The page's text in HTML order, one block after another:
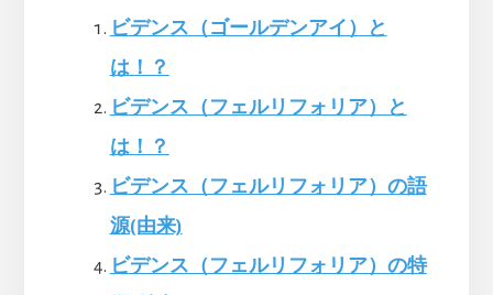
ビデンス（ゴールデンアイ）と
は！？
ビデンス（フェルリフォリア）と
は！？
ビデンス（フェルリフォリア）の語
源(由来)
ビデンス（フェルリフォリア）の特